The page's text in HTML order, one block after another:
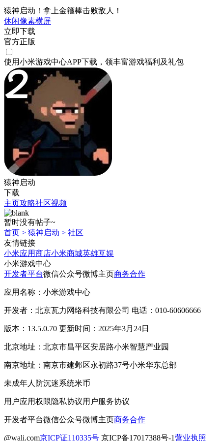
猿神启动！拿上金箍棒击败敌人！
休闲像素横屏
立即下载
官方正版
使用小米游戏中心APP下载 ，领丰富游戏福利 及礼包
猿神启动
下载
主页攻略社区视频
暂时没有帖子~
首页 > 猿神启动 > 社区
友情链接
小米应用商店小米商城英雄互娱
小米游戏中心
开发者平台微信公众号微博主页商务合作
应用名称：小米游戏中心
开发者：北京瓦力网络科技有限公司 电话：010-60606666
版本：13.5.0.70 更新时间：2025年3月24日
北京地址：北京市昌平区安居路小米智慧产业园
南京地址：南京市建邺区永初路37号小米华东总部
未成年人防沉迷系统米币
用户应用权限隐私协议用户服务协议
开发者平台微信公众号微博主页商务合作
@wali.com京ICP证110335号 京ICP备17017388号-1营业执照